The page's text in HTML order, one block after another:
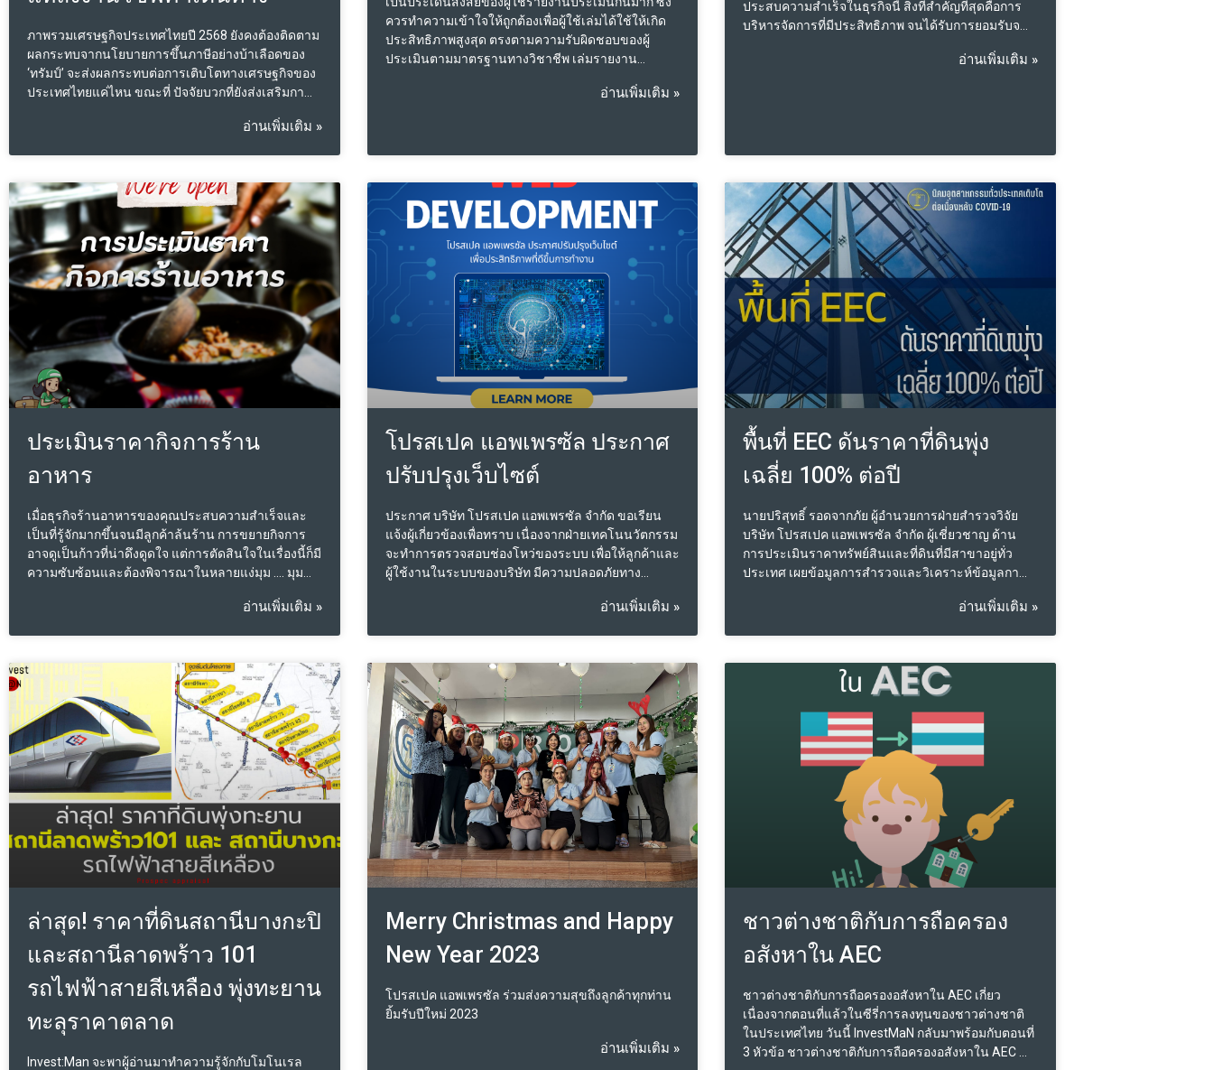
ภาพรวมเศรษฐกิจประเทศไทยปี 2568 ยังคงต้องติดตาม
ผลกระทบจากนโยบายการขึ้นภาษีอย่างบ้าเลือดของ
‘ทรัมป์’ จะส่งผลกระทบต่อการเติบโตทางเศรษฐกิจของ
ประเทศไทยแค่ไหน ขณะที่ ปัจจัยบวกที่ยังส่งเสริมการ
ภายในประเทศที่ยังคงขยายตัวได้อยู่ ซึ่งเป็นผลมาจาก
ของการบริโภคและลงทุนภาคเอกชน, ทิศทางอัตรา
ดอกเบี้ยนโยบายที่อยู่ในระดับต่ำ, มาตรการผ่อนคลาย
เกณฑ์ LTV เป็นการชั่วคราวสำหรับที่อยู่อาศัยทุกระดับ
ราคา ตั้งแต่วันที่ 1 พฤษภาคม 2568 ถึงวันที่ 30
มิถุนายน 2569 ของธนาคารแห่งประเทศไทย (ธปท.)
และมาตรการล่าสุด การประกาศลดค่าธรรมเนียมการ
โอนกรรมสิทธิ์และจดจำนองเหลือร้อยละ 0.01 ในกลุ่ม
ที่อยู่อาศัยราคาไม่เกิน 7 ล้านบาท ไปถึงกลางปี 2569 จะ
ช่วยลดปัญหาที่อยู่อาศัยค้างสต๊อก รวมทั้งจำนวนนัก
ท่องเที่ยวต่างชาติที่มีแนวโน้มเพิ่มสูงขึ้น ที่จะทำให้
อัตราการเช่าซื้อที่อยู่อาศัยขยายตัวดี ซึ่งเป็นแรงผลัก
ดันที่จะทำให้ภาคอสังหาฯของไทย ในปี 2568 ขยาย
อ่านเพิ่มเติม »
ควรทำความเข้าใจให้ถูกต้องเพื่อผู้ใช้เล่มได้ใช้ให้เกิด
ประสิทธิภาพสูงสุด ตรงตามความรับผิดชอบของผู้
ประเมินตามมาตรฐานทางวิชาชีพ เล่มรายงาน
เพื่อทราบส่วนตัวของผู้ว่าจ้าง ซึ่งความหมายอยู่ในตัว
ใช้ตรงตามประเภทธุรกรรมนั้นเลย พร้อมระบุชื่อของคู่
ชอบในเล่มรายงานต่อผู้ว่าจ้างและบุคคลที่สามที่ระบุ
ในรายงาน ตามของเขตทางวิชาชีพประเมิน จึงเห็นได้
ว่า เมื่อขอบเขตความรับผิดชอบเพื่อทราบส่วนตัวจำกัด
น้อยกว่า โดยทั่วไปผู้ประเมินก็จะคิดค่าบริการต่ำกว่า
การนำไปใช้เพื่อทำธุรกรรมบุคคลที่สาม อ้างอิงตาม
แอพพลิเคชั่น Valstreet ถนนสายประเมินราคา ลอง
ทดสอบสอบถามค่าบริการดูได้ ดังนั้นการใช้รายงาน
ประเมินให้เกิดประสิทธิภาพสูงสุด ระหว่างลูกค้าผู้ว่า
จ้าง กับ บุคคลหรือหน่วยงานที่จะเป็นคู่ธุรกรรมด้วยกัน
ก็คือ การนำเล่มรายงานใช้เพื่อทราบส่วนตัวไปเจรจา
กับคู่ธุรกรรม เพื่อให้ถึงจุดที่น่า
อ่านเพิ่มเติม »
ประสบความสำเร็จในธุรกิจนี้ สิ่งที่สำคัญที่สุดคือการ
บริหารจัดการที่มีประสิทธิภาพ จนได้รับการยอมรับจาก
อย่างยาวนานและมีการขยายสาขาอย่างต่อเนื่อง
เงินทุนสูงและความสามารถในการบริหารจัดการอย่าง
กับผลการดำเนินงานหรือ Performance ของแต่ละแห่ง
ซึ่งทำให้มูลค่าแตกต่างกันไป ลักษณะการดำเนินกิจการ
ศูนย์บริการรถยนต์มักเป็นธุรกิจครอบครัว โดยมีการส่ง
ต่อกิจการจากรุ่นหนึ่งสู่รุ่น แต่การมีส่วนร่วมในการ
บริหารงานของทายาทในรุ่นลูกหลานอาจแตกต่างกัน
ไป บางคนเข้ามามีบทบาทในการบริหารอย่างเต็มตัว
ขณะที่บางคนอาจไม่ได้มีส่วนร่วม ในปัจจุบันเจ้าของ
กิจการศูนย์บริการรถยนต์จำนวนมากต้องการทราบ
มูลค่าที่แท้จริงของธุรกิจตนเอง
อ่านเพิ่มเติม »
ประเมินราคากิจการร้าน
อาหาร
เมื่อธุรกิจร้านอาหารของคุณประสบความสำเร็จและ
เป็นที่รู้จักมากขึ้นจนมีลูกค้าล้นร้าน การขยายกิจการ
อาจดูเป็นก้าวที่น่าดึงดูดใจ แต่การตัดสินใจในเรื่องนี้ก็มี
ความซับซ้อนและต้องพิจารณาในหลายแง่มุม …. มุม
การขยายกิจการ: การขยายกิจการต้องใช้ทุนและเวลา
ถานที่ใหม่ที่มีศักยภาพและสามารถดึงดูดลูกค้าได้ยัง
เป็นความท้าทายที่สำคัญ ความเสี่ยง: การขยายกิจการมี
ความเสี่ยง ทั้งในเรื่องของการรักษามาตรฐานของ
อาหารและบริการ รวมถึงการบริหารจัดการในหลาย
สาขา ซึ่งหากไม่สามารถบริหารได้อย่างมีประสิทธิภาพ
อาจส่งผลต่อภาพลักษณ์ของแบรนด์ในระยะยาว การ
ร่วมทุน: การร่วมทุนกับนักลงทุนสามารถช่วยลดภาระ
ทางการเงินและความเสี่ยงได้ การมีพันธมิตรที่สามารถ
ช่วยขับเคลื่อนธุรกิจไปข้างหน้าอาจเป็นทางเลือกที่ดี
และยังช่วยให้การขยายกิจการสามารถทำได้รวดเร็ว
ขึ้น มุมมองของนักลงทุน: ไม่เน้นการสร้างแบรนด์ใหม่:
นักลงทุนนิยมร่วมลงทุนในแบรนด์ที่มีชื่อเสียงและ
เพราะการสร้างแบร
อ่านเพิ่มเติม »
โปรสเปค แอพเพรซัล ประกาศ
ปรับปรุงเว็บไซต์
ประกาศ บริษัท โปรสเปค แอพเพรซัล จำกัด ขอเรียน
แจ้งผู้เกี่ยวข้องเพื่อทราบ เนื่องจากฝ่ายเทคโนนวัตกรรม
จะทำการตรวจสอบช่องโหว่ของระบบ เพื่อให้ลูกค้าและ
ผู้ใช้งานในระบบของบริษัท มีความปลอดภัยทาง
2567 ระหว่างเวลา 19:00-22.00 น. ตามเวลาดังกล่าว
สามารถในการให้บริการต่อ User และลูกค้าผู้ใช้บริการ
ได้ตามปรกติ​ จึงเรียนมาเพื่อทราบ ฝ่ายเทคโนนวัตกรรม
อ่านเพิ่มเติม »
พื้นที่ EEC ดันราคาที่ดินพุ่ง
เฉลี่ย 100% ต่อปี
นายปริสุทธิ์ รอดจากภัย ผู้อำนวยการฝ่ายสำรวจวิจัย
บริษัท โปรสเปค แอพเพรซัล จำกัด ผู้เชี่ยวชาญ ด้าน
การประเมินราคาทรัพย์สินและที่ดินที่มีสาขาอยู่ทั่ว
ประเทศ เผยข้อมูลการสำรวจและวิเคราะห์ข้อมูลการ
เป็นที่ตั้งของเขตพัฒนาระเบียงเศรษฐกิจพิเศษภาค
พบว่า ราคาขายพื้นที่ ในนิคมอุตสาหกรรมอมตะซิตี้
ระยอง ราคาขาย 4.9 ล้าน บาท/ไร่ นิคมอุตสาหกรรม
อุตสาหกรรมอมตะซิตี้ ชลบุรี ราคาขาย 12 – 14 ล้าน
บาท/ไร่ และนิคมอุตสาหกรรมเอเพ็กซ์ กรีน อินดัสเตรี
ยลเอสเตท ฉะเชิงเทรา ที่เปิดตัวใหม่ล่าสุด ราคาขาย
4.5 ล้าน บาท/ไร่ เปรียบเทียบกับข้อมูลราคาขายพื้นที่
ของการนิคมอุตสาหกรรมแห่งประเทศไทย (กนอ.)
ตั้งแต่ปี 2564 – 2566 พบว่า ราคาขายพื้นที่ภายในนิคม
อุตสาหกรรมในจังหวัดชลบุรีและจังหวัดฉะเชิงเทรา
เพิ่มขึ้นเฉลี่ย 100 % ต่อปี ยกเว้นพื้นที่ระยองราคามีการ
ปรับตัวเพิ่มขึ้นแต่อัตราการเพิ่มขึ้นต่ำกว่าพื้นที่จังหวัด
อ่านเพิ่มเติม »
ล่าสุด! ราคาที่ดินสถานีบางกะปิ
และสถานีลาดพร้าว 101
รถไฟฟ้าสายสีเหลือง พุ่งทะยาน
ทะลุราคาตลาด
Invest:Man จะพาผู้อ่านมาทำความรู้จักกับโมโนเรล
Merry Christmas and Happy
New Year 2023
โปรสเปค แอพเพรซัล ร่วมส่งความสุขถึงลูกค้าทุกท่าน
ยิ้มรับปีใหม่ 2023
อ่านเพิ่มเติม »
ชาวต่างชาติกับการถือครอง
อสังหาใน AEC
ชาวต่างชาติกับการถือครองอสังหาใน AEC เกี่ยว
เนื่องจากตอนที่แล้วในซีรี่การลงทุนของชาวต่างชาติ
ในประเทศไทย วันนี้ InvestMaN กลับมาพร้อมกับตอนที่
3 หัวข้อ ชาวต่างชาติกับการถือครองอสังหาใน AEC ถึง